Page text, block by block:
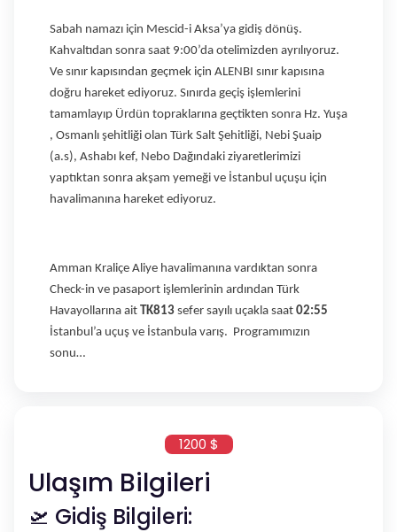
Sabah namazı için Mescid-i Aksa’ya gidiş dönüş.
Kahvaltıdan sonra saat 9:00’da otelimizden ayrılıyoruz.
Ve sınır kapısından geçmek için ALENBI sınır kapısına
doğru hareket ediyoruz. Sınırda geçiş işlemlerini
tamamlayıp Ürdün topraklarına geçtikten sonra Hz. Yuşa
, Osmanlı şehitliği olan Türk Salt Şehitliği, Nebi Şuaip
(a.s), Ashabı kef, Nebo Dağındaki ziyaretlerimizi
yaptıktan sonra akşam yemeği ve İstanbul uçuşu için
havalimanına hareket ediyoruz.
Amman Kraliçe Aliye havalimanına vardıktan sonra
Check-in ve pasaport işlemlerinin ardından Türk
Havayollarına ait
TK813 sefer sayılı uçakla saat 02:55
İstanbul’a uçuş ve İstanbula varış. Programımızın
sonu…
1200 $
Ulaşım Bilgileri
🛫 Gidiş Bilgileri: